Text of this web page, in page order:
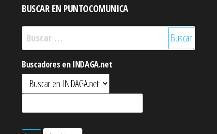
BUSCAR EN PUNTOCOMUNICA
Buscar:
Buscadores en INDAGA.net